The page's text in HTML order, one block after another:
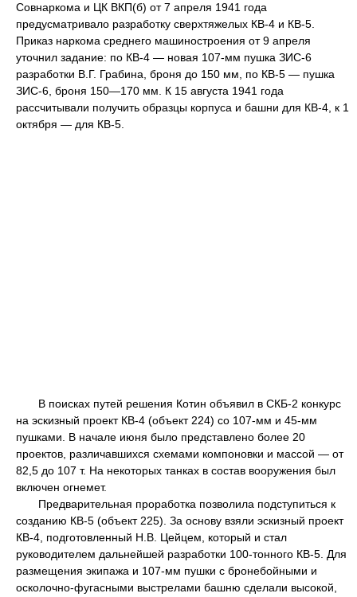
Совнаркома и ЦК ВКП(б) от 7 апреля 1941 года
предусматривало разработку сверхтяжелых КВ-4 и КВ-5.
Приказ наркома среднего машиностроения от 9 апреля
уточнил задание: по КВ-4 — новая 107-мм пушка ЗИС-6
разработки В.Г. Грабина, броня до 150 мм, по КВ-5 — пушка
ЗИС-6, броня 150—170 мм. К 15 августа 1941 года
рассчитывали получить образцы корпуса и башни для КВ-4, к 1
октября — для КВ-5.
В поисках путей решения Котин объявил в СКБ-2 конкурс
на эскизный проект КВ-4 (объект 224) со 107-мм и 45-мм
пушками. В начале июня было представлено более 20
проектов, различавшихся схемами компоновки и массой — от
82,5 до 107 т. На некоторых танках в состав вооружения был
включен огнемет.
Предварительная проработка позволила подступиться к
созданию КВ-5 (объект 225). За основу взяли эскизный проект
КВ-4, подготовленный Н.В. Цейцем, который и стал
руководителем дальнейшей разработки 100-тонного КВ-5. Для
размещения экипажа и 107-мм пушки с бронебойными и
осколочно-фугасными выстрелами башню сделали высокой,